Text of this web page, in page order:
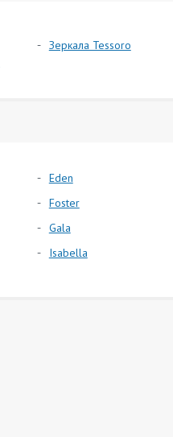
Зеркала Tessoro
Eden
Foster
Gala
Isabella